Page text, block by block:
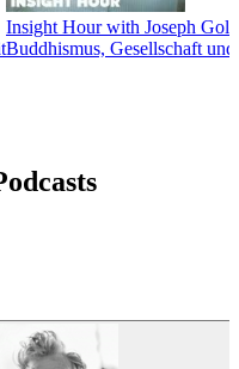
Insight Hour with Joseph
Buddhismus, Gesellschaft